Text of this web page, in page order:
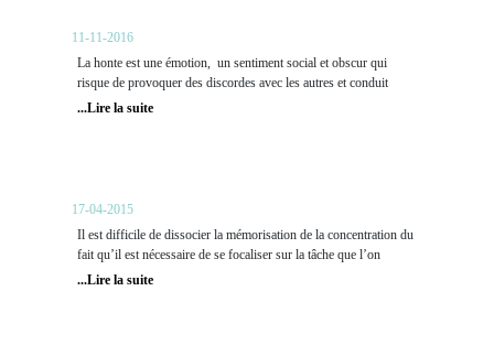
11-11-2016
La honte est une émotion, un sentiment social et obscur qui
risque de provoquer des discordes avec les autres et conduit
...Lire la suite
17-04-2015
Il est difficile de dissocier la mémorisation de la concentration du
fait qu’il est nécessaire de se focaliser sur la tâche que l’on
...Lire la suite